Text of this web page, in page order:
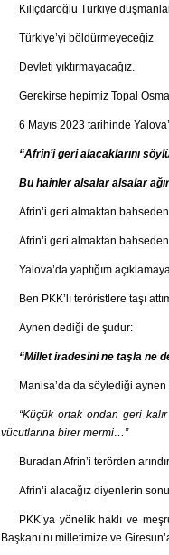
Kılıçdaroğlu Türkiye
Türkiye’yi böldürmeyeceğiz
Devleti yıktırmayacağız.
Gerekirse hepimiz Topal
6 Mayıs 2023 tarihinde
“Afrin’i geri alacaklarını
Bu hainler alsalar alsalar
Afrin’i geri almaktan
Afrin’i geri almaktan
Yalova’da yaptığım
Ben PKK’lı teröristlere taşı
Aynen dediği de şudur:
“Millet iradesini ne taşla ne
Manisa’da da söylediği
“Küçük ortak ondan geri
vücutlarına birer mermi…”
Buradan Afrin’i terörden
Afrin’i alacağız diyenlerin
PKK’ya yönelik haklı ve
Başkanı’nı milletimize ve